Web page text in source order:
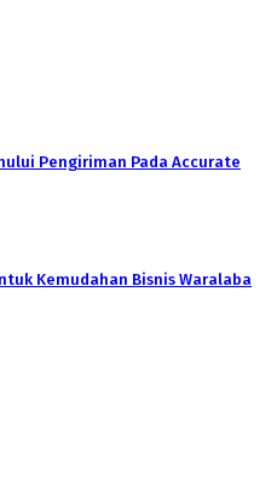
Pengiriman Pada Accurate
Kemudahan Bisnis Waralaba